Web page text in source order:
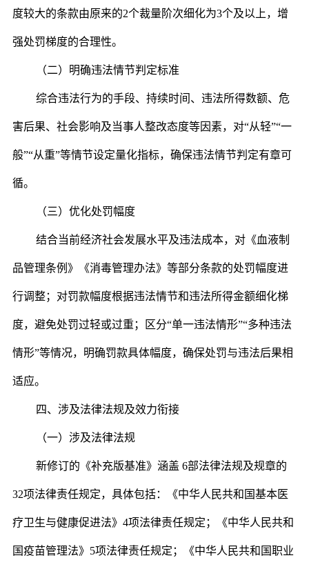
度较大的条款由原来的2个裁量阶次细化为3个及以上，增
强处罚梯度的合理性。
（二）明确违法情节判定标准
综合违法行为的手段、持续时间、违法所得数额、危
害后果、社会影响及当事人整改态度等因素，对“从轻”“一
般”“从重”等情节设定量化指标，确保违法情节判定有章可
循。
（三）优化处罚幅度
结合当前经济社会发展水平及违法成本，对《血液制
品管理条例》《消毒管理办法》等部分条款的处罚幅度进
行调整；对罚款幅度根据违法情节和违法所得金额细化梯
度，避免处罚过轻或过重；区分“单一违法情形”“多种违法
情形”等情况，明确罚款具体幅度，确保处罚与违法后果相
适应。
四、涉及法律法规及效力衔接
（一）涉及法律法规
新修订的《补充版基准》涵盖 6部法律法规及规章的
32项法律责任规定，具体包括：《中华人民共和国基本医
疗卫生与健康促进法》4项法律责任规定；《中华人民共和
国疫苗管理法》5项法律责任规定；《中华人民共和国职业